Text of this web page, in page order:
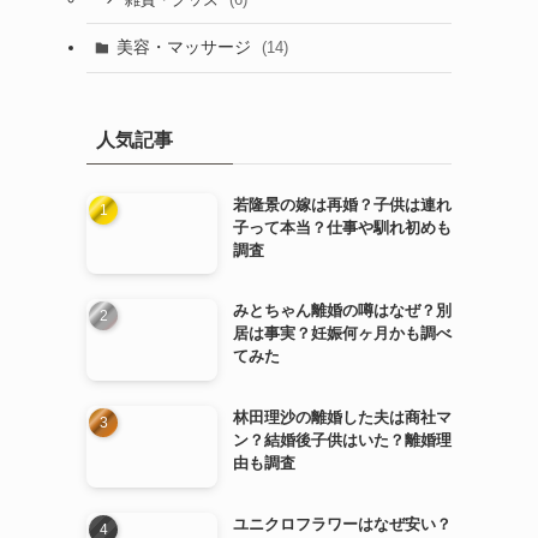
美容・マッサージ (14)
人気記事
若隆景の嫁は再婚？子供は連れ
子って本当？仕事や馴れ初めも
調査
みとちゃん離婚の噂はなぜ？別
居は事実？妊娠何ヶ月かも調べ
てみた
林田理沙の離婚した夫は商社マ
ン？結婚後子供はいた？離婚理
由も調査
ユニクロフラワーはなぜ安い？